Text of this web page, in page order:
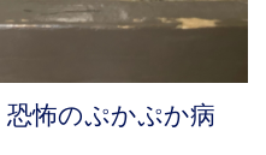
怖のぷかぷか病